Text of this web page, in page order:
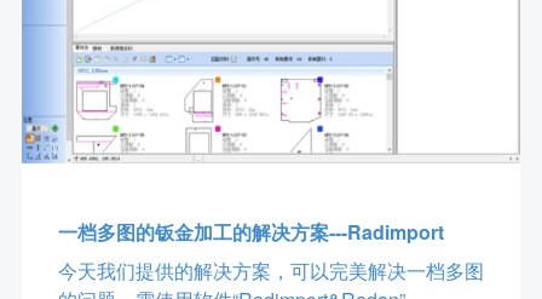
一档多图的钣金加工的解决方案---Radimport
今天我们提供的解决方案，可以完美解决一档多图